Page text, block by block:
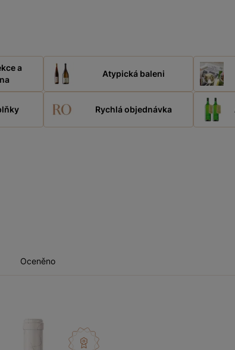
a
Atypická baleni
Rychlá objednávka
Oceněno